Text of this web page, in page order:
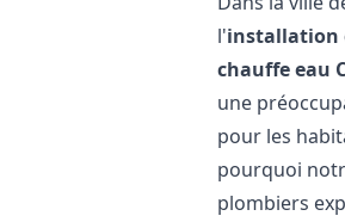
l'installation
chauffe eau
une
pour les
pourquoi
plombiers